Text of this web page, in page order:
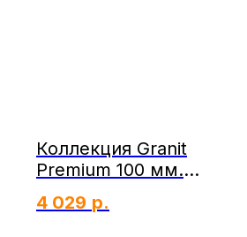
Коллекция Granit
Premium 100 мм.
Тротуарная плитка
PREMIUM. ГОСТ 17608-17
4 029 р.